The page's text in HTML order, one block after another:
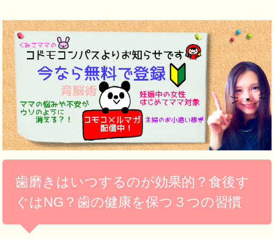
歯磨きはいつするのが効果的？食後す
ぐはNG？歯の健康を保つ３つの習慣